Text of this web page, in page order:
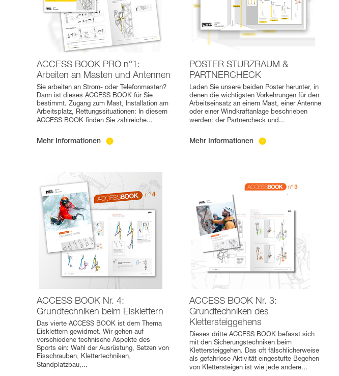
ACCESS BOOK PRO n°1:
Arbeiten an Masten und Antennen
Sie arbeiten an Strom- oder Telefonmasten?
Dann ist dieses ACCESS BOOK für Sie
bestimmt. Zugang zum Mast, Installation am
Arbeitsplatz, Rettungssituationen: In diesem
ACCESS BOOK finden Sie zahlreiche...
Mehr Informationen
POSTER STURZRAUM &
PARTNERCHECK
Laden Sie unsere beiden Poster herunter, in
denen die wichtigsten Vorkehrungen für den
Arbeitseinsatz an einem Mast, einer Antenne
oder einer Windkraftanlage beschrieben
werden: der Partnercheck und...
Mehr Informationen
ACCESS BOOK Nr. 4:
Grundtechniken beim Eisklettern
Das vierte ACCESS BOOK ist dem Thema
Eisklettern gewidmet. Wir gehen auf
verschiedene technische Aspekte des
Sports ein: Wahl der Ausrüstung, Setzen von
Eisschrauben, Klettertechniken,
Standplatzbau,...
ACCESS BOOK Nr. 3:
Grundtechniken des
Klettersteiggehens
Dieses dritte ACCESS BOOK befasst sich
mit den Sicherungstechniken beim
Klettersteiggehen. Das oft fälschlicherweise
als gefahrlose Aktivität eingestufte Begehen
von Klettersteigen ist wie jede andere...